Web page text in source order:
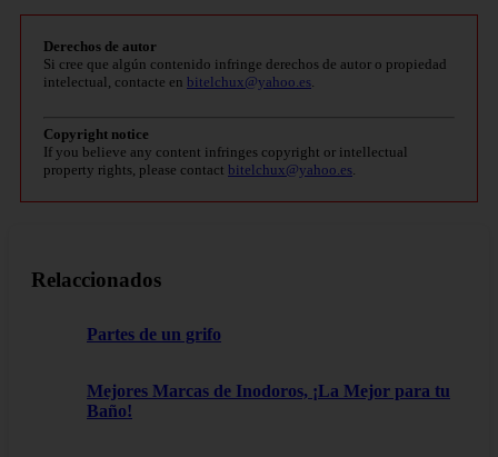
Derechos de autor
Si cree que algún contenido infringe derechos de autor o propiedad
intelectual, contacte en bitelchux@yahoo.es.
Copyright notice
If you believe any content infringes copyright or intellectual
property rights, please contact bitelchux@yahoo.es.
Relaccionados
Partes de un grifo
Mejores Marcas de Inodoros, ¡La Mejor para tu
Baño!